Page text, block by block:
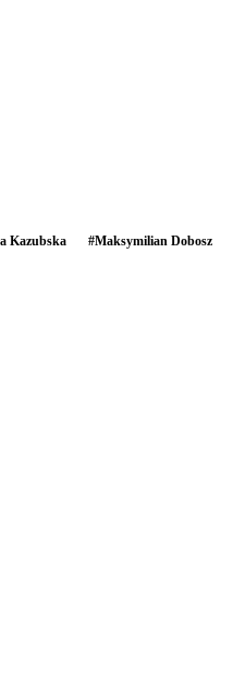
Kazubska #Maksymilian Dobosz